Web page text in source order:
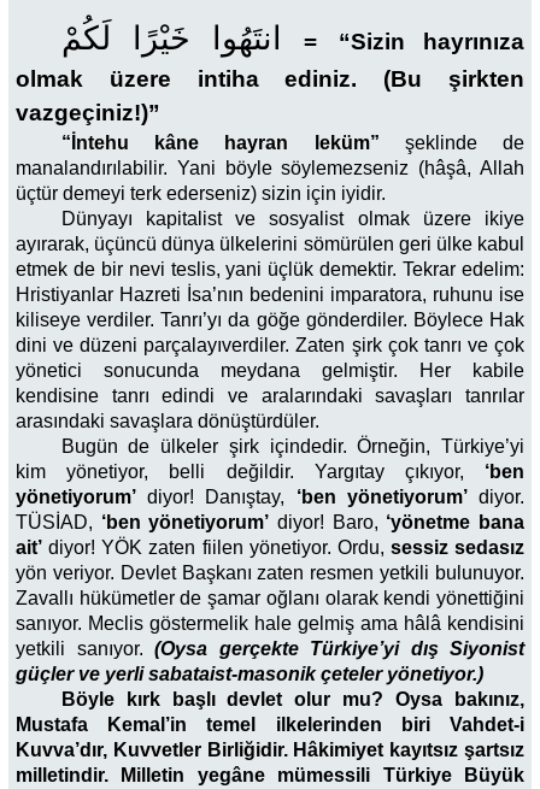
انتَهُوا خَيْرًا لَكُمْ =
“Sizin hayrınıza
olmak üzere intiha ediniz. (Bu şirkten
vazgeçiniz!)”
“İntehu kâne hayran leküm” şeklinde de
manalandırılabilir. Yani böyle söylemezseniz (hâşâ, Allah
üçtür demeyi terk ederseniz) sizin için iyidir.
Dünyayı kapitalist ve sosyalist olmak üzere ikiye
ayırarak, üçüncü dünya ülkelerini sömürülen geri ülke kabul
etmek de bir nevi teslis, yani üçlük demektir. Tekrar edelim:
Hristiyanlar Hazreti İsa’nın bedenini imparatora, ruhunu ise
kiliseye verdiler. Tanrı’yı da göğe gönderdiler. Böylece Hak
dini ve düzeni parçalayıverdiler. Zaten şirk çok tanrı ve çok
yönetici sonucunda meydana gelmiştir. Her kabile
kendisine tanrı edindi ve aralarındaki savaşları tanrılar
arasındaki savaşlara dönüştürdüler.
Bugün de ülkeler şirk içindedir. Örneğin, Türkiye’yi
kim yönetiyor, belli değildir. Yargıtay çıkıyor, ‘ben
yönetiyorum’ diyor! Danıştay, ‘ben yönetiyorum’diyor.
TÜSİAD, ‘ben yönetiyorum’ diyor! Baro, ‘yönetme bana
ait’ diyor! YÖK zaten fiilen yönetiyor. Ordu, sessiz sedasız
yön veriyor. Devlet Başkanı zaten resmen yetkili bulunuyor.
Zavallı hükümetler de şamar oğlanı olarak kendi yönettiğini
sanıyor. Meclis göstermelik hale gelmiş ama hâlâ kendisini
yetkili sanıyor. (Oysa gerçekte Türkiye’yi dış Siyonist
güçler ve yerli sabataist-masonik çeteler yönetiyor.)
Böyle kırk başlı devlet olur mu? Oysa bakınız,
Mustafa Kemal’in temel ilkelerinden biri Vahdet-i
Kuvva’dır, Kuvvetler Birliğidir. Hâkimiyet kayıtsız şartsız
milletindir. Milletin yegâne mümessili Türkiye Büyük